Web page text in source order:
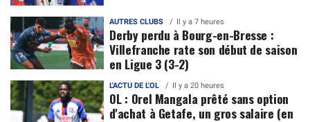
AUTRES CLUBS Il y a 7 heures
Derby perdu à Bourg-en-Bresse :
Villefranche rate son début de saison
en Ligue 3 (3-2)
L'ACTU DE L'OL Il y a 20 heures
OL : Orel Mangala prêté sans option
d'achat à Getafe, un gros salaire (en